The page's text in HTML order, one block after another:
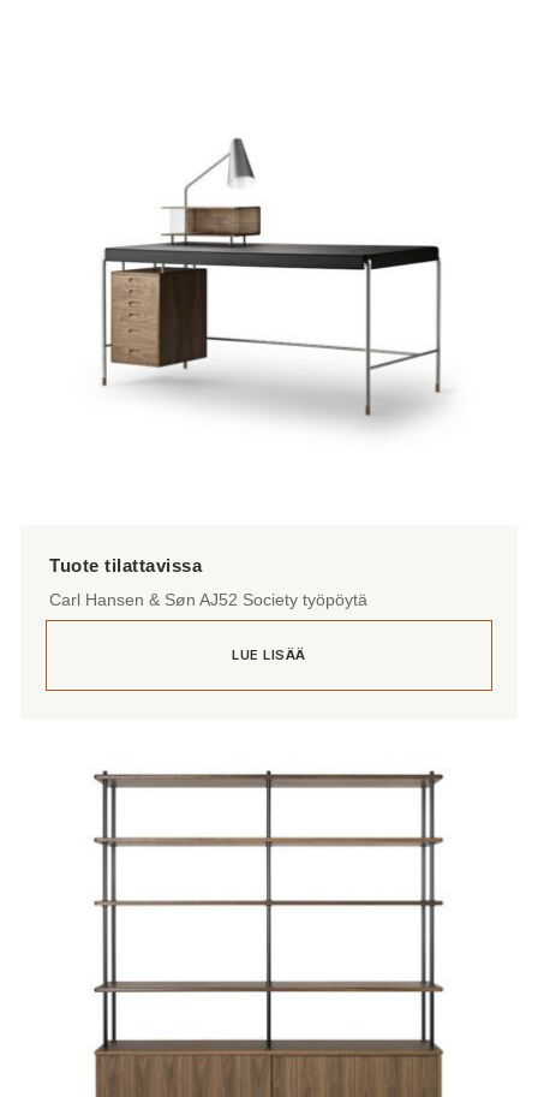
Carl Hansen & Søn AJ52 Society työpöytä
LUE LISÄÄ